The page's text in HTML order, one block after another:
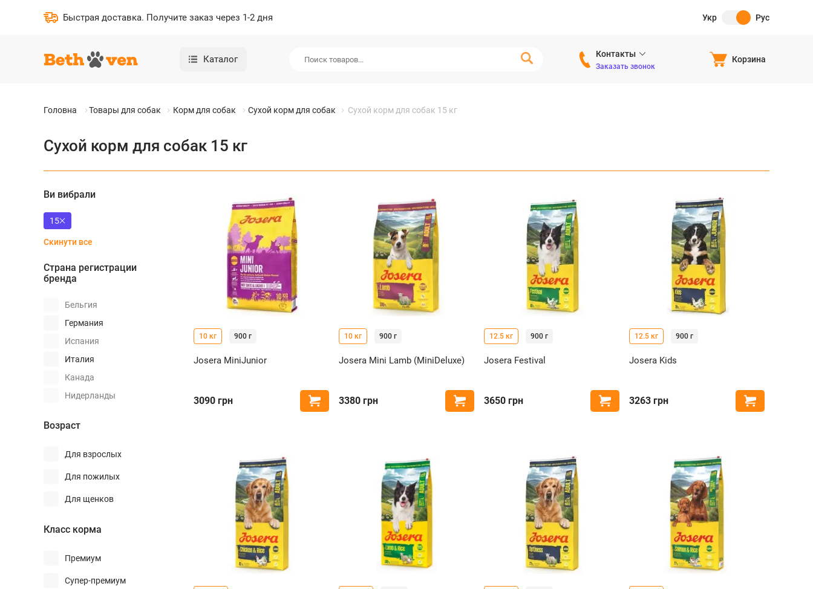
Быстрая доставка. Получите заказ через 1-2 дня Укр Рус
Каталог
Контакты
Заказать звонок
Корзина
Головна Товары для собак Корм для собак Сухой корм для собак Сухой корм для собак 15 кг
Сухой корм для собак 15 кг
Ви вибрали
15
Скинути все
Страна регистрации
бренда
Бельгия
Германия
Испания
Италия
Канада
Нидерланды
Украина
Чехия
Возраст
Для взрослых
Для пожилых
Для щенков
Класс корма
Премиум
Супер-премиум
10 кг 900 г
Josera MiniJunior
3090 грн Купить
10 кг 900 г
Josera Mini Lamb (MiniDeluxe)
3380 грн Купить
12.5 кг 900 г
Josera Festival
3650 грн Купить
12.5 кг 900 г
Josera Kids
3263 грн